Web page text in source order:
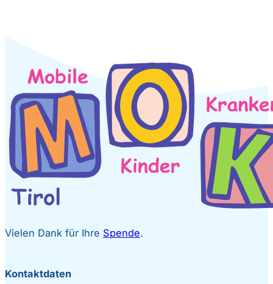
Vielen Dank für Ihre Spende.
Kontaktdaten